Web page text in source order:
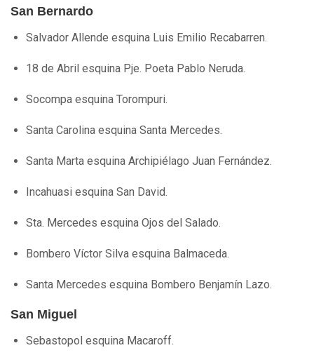
San Bernardo
Salvador Allende esquina Luis Emilio Recabarren.
18 de Abril esquina Pje. Poeta Pablo Neruda.
Socompa esquina Torompuri.
Santa Carolina esquina Santa Mercedes.
Santa Marta esquina Archipiélago Juan Fernández.
Incahuasi esquina San David.
Sta. Mercedes esquina Ojos del Salado.
Bombero Víctor Silva esquina Balmaceda.
Santa Mercedes esquina Bombero Benjamín Lazo.
San Miguel
Sebastopol esquina Macaroff.